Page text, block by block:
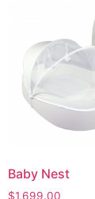
Baby Nest
$1,699.00